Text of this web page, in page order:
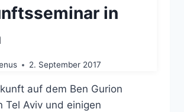
in
2. September 2017
auf dem Ben Gurion
Tel Aviv und einigen